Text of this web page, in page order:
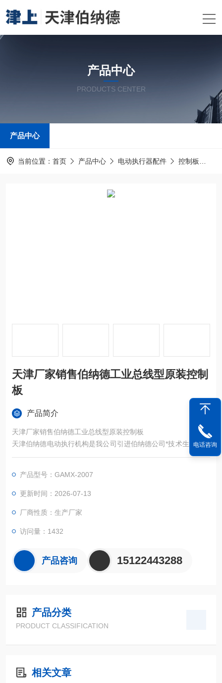
产品中心
PRODUCTS CENTER
产品中心
当前位置： 首页 产品中心 电动执行器配件 控制板
天津厂家销售伯纳德工业总线型原装控制
板
产品简介
天津厂家销售伯纳德工业总线型原装控制板
天津伯纳德电动执行机构是我公司引进伯纳德公司*技术生产的一
种定型产品，。关键元器件全部进口，零部件的加工，元器件的
技术要求进行，产品严格执行国家标准。
产品型号：GAMX-2007
更新时间：2026-07-13
厂商性质：生产厂家
访问量：1432
产品咨询 15122443288
产品分类
PRODUCT CLASSIFICATION
相关文章
电话咨询